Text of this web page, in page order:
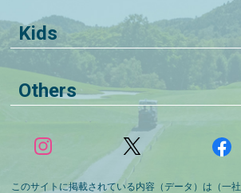
Kids
Others
このサイトに掲載されている内容（データ）は（一